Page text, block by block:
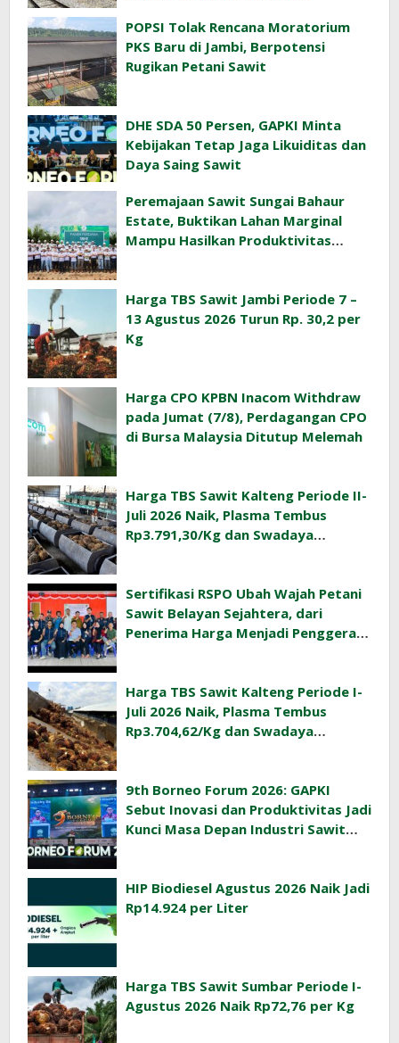
POPSI Tolak Rencana Moratorium
PKS Baru di Jambi, Berpotensi
Rugikan Petani Sawit
DHE SDA 50 Persen, GAPKI Minta
Kebijakan Tetap Jaga Likuiditas dan
Daya Saing Sawit
Peremajaan Sawit Sungai Bahaur
Estate, Buktikan Lahan Marginal
Mampu Hasilkan Produktivitas
Harga TBS Sawit Jambi Periode 7 –
13 Agustus 2026 Turun Rp. 30,2 per
Kg
Harga CPO KPBN Inacom Withdraw
pada Jumat (7/8), Perdagangan CPO
di Bursa Malaysia Ditutup Melemah
Harga TBS Sawit Kalteng Periode II-
Juli 2026 Naik, Plasma Tembus
Rp3.791,30/Kg dan Swadaya
Sertifikasi RSPO Ubah Wajah Petani
Sawit Belayan Sejahtera, dari
Penerima Harga Menjadi Penggerak
Harga TBS Sawit Kalteng Periode I-
Juli 2026 Naik, Plasma Tembus
Rp3.704,62/Kg dan Swadaya
9th Borneo Forum 2026: GAPKI
Sebut Inovasi dan Produktivitas Jadi
Kunci Masa Depan Industri Sawit
HIP Biodiesel Agustus 2026 Naik Jadi
Rp14.924 per Liter
Harga TBS Sawit Sumbar Periode I-
Agustus 2026 Naik Rp72,76 per Kg